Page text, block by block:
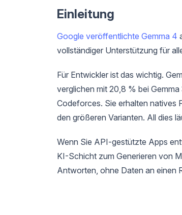
Einleitung
Google veröffentlichte Gemma 4
vollständiger Unterstützung für
Für Entwickler ist das wichtig.
verglichen mit 20,8 % bei
Codeforces. Sie erhalten natives
den größeren Varianten. All dies
Wenn Sie API-gestützte Apps
KI-Schicht zum Generieren von
Antworten, ohne Daten an einen